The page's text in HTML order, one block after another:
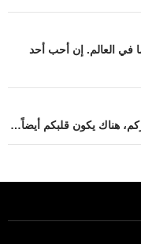
ما في العالم. إن أحب أحد
هناك يكون قلبكم أيضاً…